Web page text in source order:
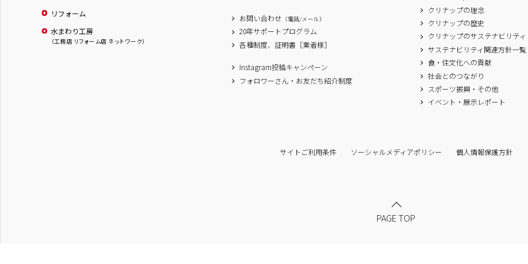
リフォーム
水まわり工房
（工務店 リフォーム店 ネットワーク）
お問い合わせ （電話/メール）
20年サポートプログラム
各種制度、証明書［業者様］
Instagram投稿キャンペーン
フォロワーさん・お友だち紹介制度
クリナップの理念
クリナップの歴史
クリナップのサステナビリティ
サステナビリティ関連方針一覧
食・住文化への貢献
社会とのつながり
スポーツ振興・その他
イベント・展示レポート
サイトご利用条件 ソーシャルメディアポリシー 個人情報保護方針
PAGE TOP